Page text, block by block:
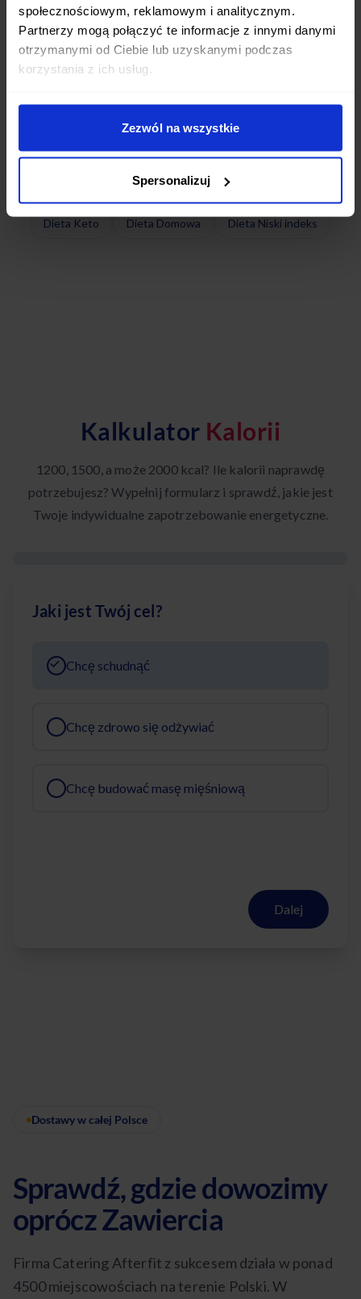
społecznościowym, reklamowym i analitycznym.
Partnerzy mogą połączyć te informacje z innymi danymi
otrzymanymi od Ciebie lub uzyskanymi podczas
korzystania z ich usług.
Zezwól na wszystkie
Spersonalizuj
Zawiercie
Dieta Przeciwzapalna & Dash
Hashi Low Gluten&Lactose Dieta Wegańska
Dieta Sportowa na masę & Samuraj Dieta Paleo
Dieta Keto Dieta Domowa Dieta Niski indeks
Kalkulator Kalorii
1200, 1500, a może 2000 kcal? Ile kalorii naprawdę
potrzebujesz? Wypełnij formularz i sprawdź, jakie jest
Twoje indywidualne zapotrzebowanie energetyczne.
Jaki jest Twój cel?
Chcę schudnąć
Chcę zdrowo się odżywiać
Chcę budować masę mięśniową
Dalej
Dostawy w całej Polsce
Sprawdź, gdzie dowozimy
oprócz Zawiercia
Firma Catering Afterfit z sukcesem działa w ponad
4500 miejscowościach na terenie Polski. W